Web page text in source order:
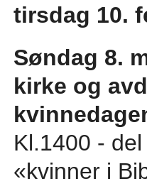
tirsdag 10.
Søndag 8.
kirke og
Kl.1400 -
«kvinner i